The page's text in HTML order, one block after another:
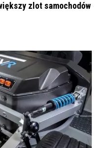
zlot samochodów